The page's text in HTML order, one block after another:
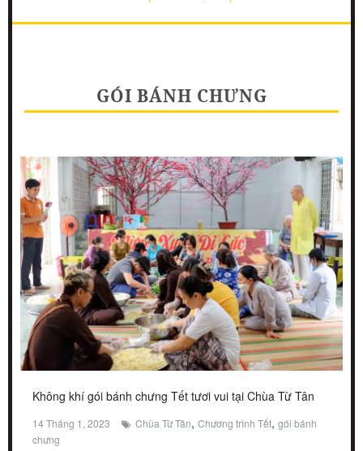
GÓI BÁNH CHƯNG
Không khí gói bánh chưng Tết tươi vui tại Chùa Từ Tân
14 Tháng 1, 2023 Chùa Từ Tân, Chương trình Tết, gói bánh
chưng